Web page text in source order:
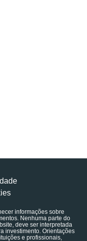
informações sobre
Nenhuma parte do
deve ser interpretada
investimento. Orientações
e profissionais,